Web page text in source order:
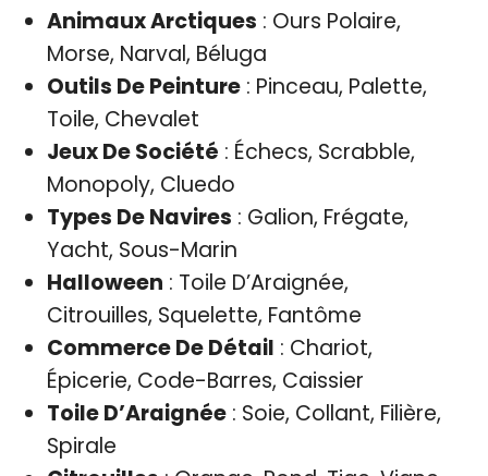
Animaux Arctiques : Ours Polaire,
Morse, Narval, Béluga
Outils De Peinture: Pinceau, Palette,
Toile, Chevalet
Jeux De Société : Échecs, Scrabble,
Monopoly, Cluedo
Types De Navires : Galion, Frégate,
Yacht, Sous-Marin
Halloween : Toile D’Araignée,
Citrouilles, Squelette, Fantôme
Commerce De Détail : Chariot,
Épicerie, Code-Barres, Caissier
Toile D’Araignée: Soie, Collant, Filière,
Spirale